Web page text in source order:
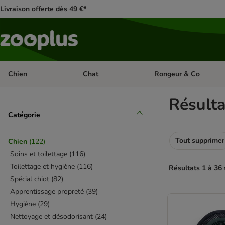
Livraison offerte dès 49 €*
Chien Dérouler les catégories: Chien
Chat Dérouler les catégories:
Rongeur & Co
Catégorie
Chien (122)
Soins et toilettage (116)
Toilettage et hygiène (116)
Spécial chiot (82)
Apprentissage propreté (39)
Hygiène (29)
Nettoyage et désodorisant (24)
Tout supprimer
Résultats 1 à 36